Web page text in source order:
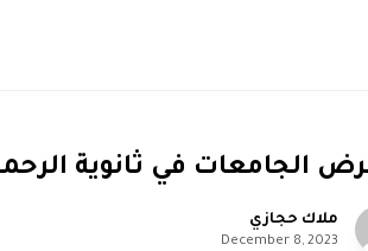
الجامعات في ثانوية الرحمة
ملاك حجازي
December 8, 2023